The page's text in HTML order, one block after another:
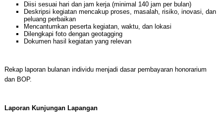
Diisi sesuai hari dan jam kerja (minimal 140 jam per bulan)
Deskripsi kegiatan mencakup proses, masalah, risiko, inovasi, dan
peluang perbaikan
Mencantumkan peserta kegiatan, waktu, dan lokasi
Dilengkapi foto dengan geotagging
Dokumen hasil kegiatan yang relevan
Rekap laporan bulanan individu menjadi dasar pembayaran honorarium
dan BOP.
Laporan Kunjungan Lapangan